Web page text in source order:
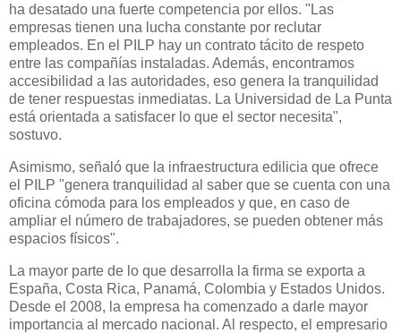
ha desatado una fuerte competencia por ellos. "Las
empresas tienen una lucha constante por reclutar
empleados. En el PILP hay un contrato tácito de respeto
entre las compañías instaladas. Además, encontramos
accesibilidad a las autoridades, eso genera la tranquilidad
de tener respuestas inmediatas. La Universidad de La Punta
está orientada a satisfacer lo que el sector necesita",
sostuvo.
Asimismo, señaló que la infraestructura edilicia que ofrece
el PILP "genera tranquilidad al saber que se cuenta con una
oficina cómoda para los empleados y que, en caso de
ampliar el número de trabajadores, se pueden obtener más
espacios físicos".
La mayor parte de lo que desarrolla la firma se exporta a
España, Costa Rica, Panamá, Colombia y Estados Unidos.
Desde el 2008, la empresa ha comenzado a darle mayor
importancia al mercado nacional. Al respecto, el empresario